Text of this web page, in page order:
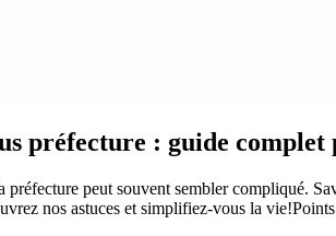
préfecture : guide complet
préfecture peut souvent sembler compliqué.
nos astuces et simplifiez-vous la